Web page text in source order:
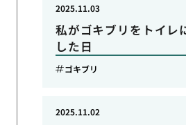
私がゴキブリをトイレ
した日
2025.11.03
ゴキブリ
2025.11.02